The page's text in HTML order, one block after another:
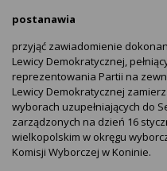
postanawia
przyjąć zawiadomienie
Lewicy Demokratycznej,
reprezentowania Partii na
Lewicy Demokratycznej
wyborach uzupełniających do
zarządzonych na dzień 16
wielkopolskim w okręgu
Komisji Wyborczej w Koninie.